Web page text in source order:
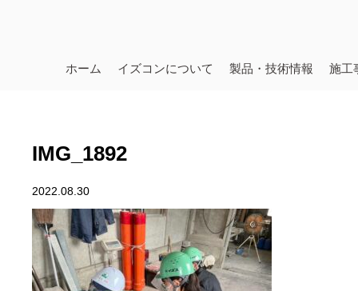
ホーム イズコンについて 製品・技術情報 施工
IMG_1892
2022.08.30